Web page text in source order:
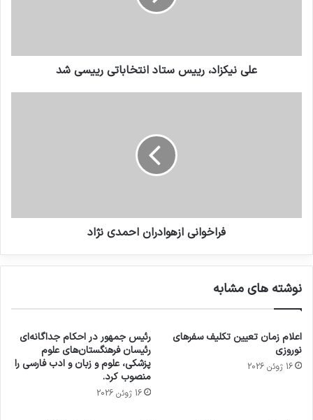
علی نیکزاد، رییس ستاد انتخاباتی رییسی شد
فراخوانی ازهوادران احمدی نژاد
نوشته های مشابه
اعلام زمان تعیین تکلیف سفرهای
نوروزی
16 ژوئن 2026
رئیس جمهور در احکام جداگانه‌ای
رئیسان فرهنگستان‌های علوم
پزشکی، علوم و زبان و ادب فارسی را
منصوب کرد.
16 ژوئن 2026